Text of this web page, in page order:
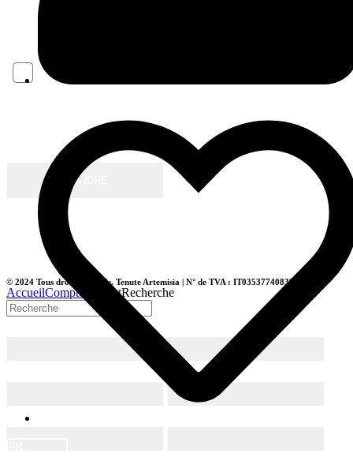
J'ACCEPTE LES CONDITIONS DE CONFIDENTIALITÉ
* champs obligatoires
© 2024 Tous droits réservés. Tenute Artemisia | N° de TVA : IT03537740833
AccueilCompte ChariotRecherche